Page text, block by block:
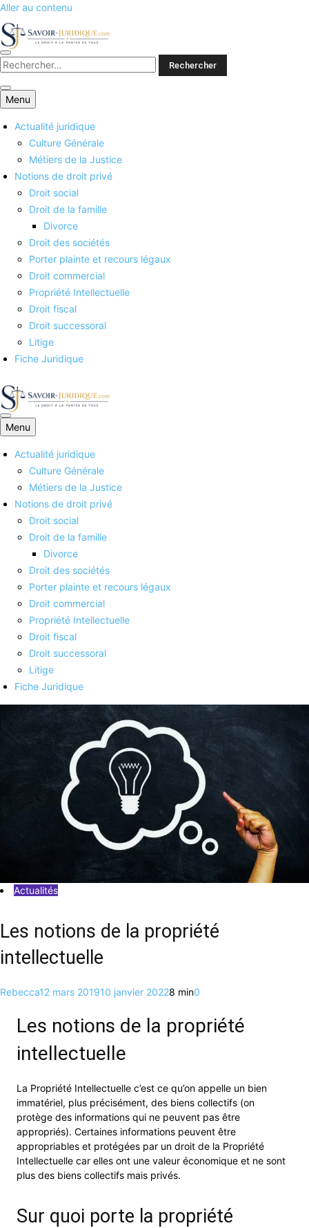
Aller au contenu
Savoirs juridiques
Menu
Actualité juridique
Culture Générale
Métiers de la Justice
Notions de droit privé
Droit social
Droit de la famille
Divorce
Droit des sociétés
Porter plainte et recours légaux
Droit commercial
Propriété Intellectuelle
Droit fiscal
Droit successoral
Litige
Fiche Juridique
Savoirs juridiques
Menu
Actualité juridique
Culture Générale
Métiers de la Justice
Notions de droit privé
Droit social
Droit de la famille
Divorce
Droit des sociétés
Porter plainte et recours légaux
Droit commercial
Propriété Intellectuelle
Droit fiscal
Droit successoral
Litige
Fiche Juridique
Actualités
Les notions de la propriété
intellectuelle
Rebecca12 mars 201910 janvier 20228 min0
Les notions de la propriété
intellectuelle
La Propriété Intellectuelle c’est ce qu’on appelle un bien
immatériel, plus précisément, des biens collectifs (on
protège des informations qui ne peuvent pas être
appropriés). Certaines informations peuvent être
appropriables et protégées par un droit de la Propriété
Intellectuelle car elles ont une valeur économique et ne sont
plus des biens collectifs mais privés.
Sur quoi porte la propriété